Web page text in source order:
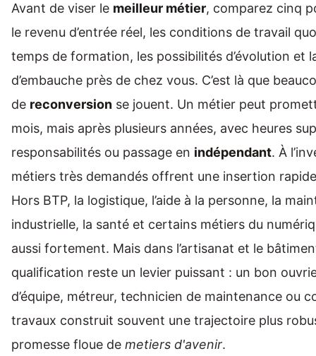
Avant de viser le meilleur métier, comparez cinq
le revenu d’entrée réel, les conditions de travail
temps de formation, les possibilités d’évolution et
d’embauche près de chez vous. C’est là que
de reconversion se jouent. Un métier peut
mois, mais après plusieurs années, avec heures
responsabilités ou passage en indépendant. À
métiers très demandés offrent une insertion
Hors BTP, la logistique, l’aide à la personne, la
industrielle, la santé et certains métiers du
aussi fortement. Mais dans l’artisanat et le
qualification reste un levier puissant : un bon
d’équipe, métreur, technicien de maintenance ou
travaux construit souvent une trajectoire plus
promesse floue de metiers d'avenir.